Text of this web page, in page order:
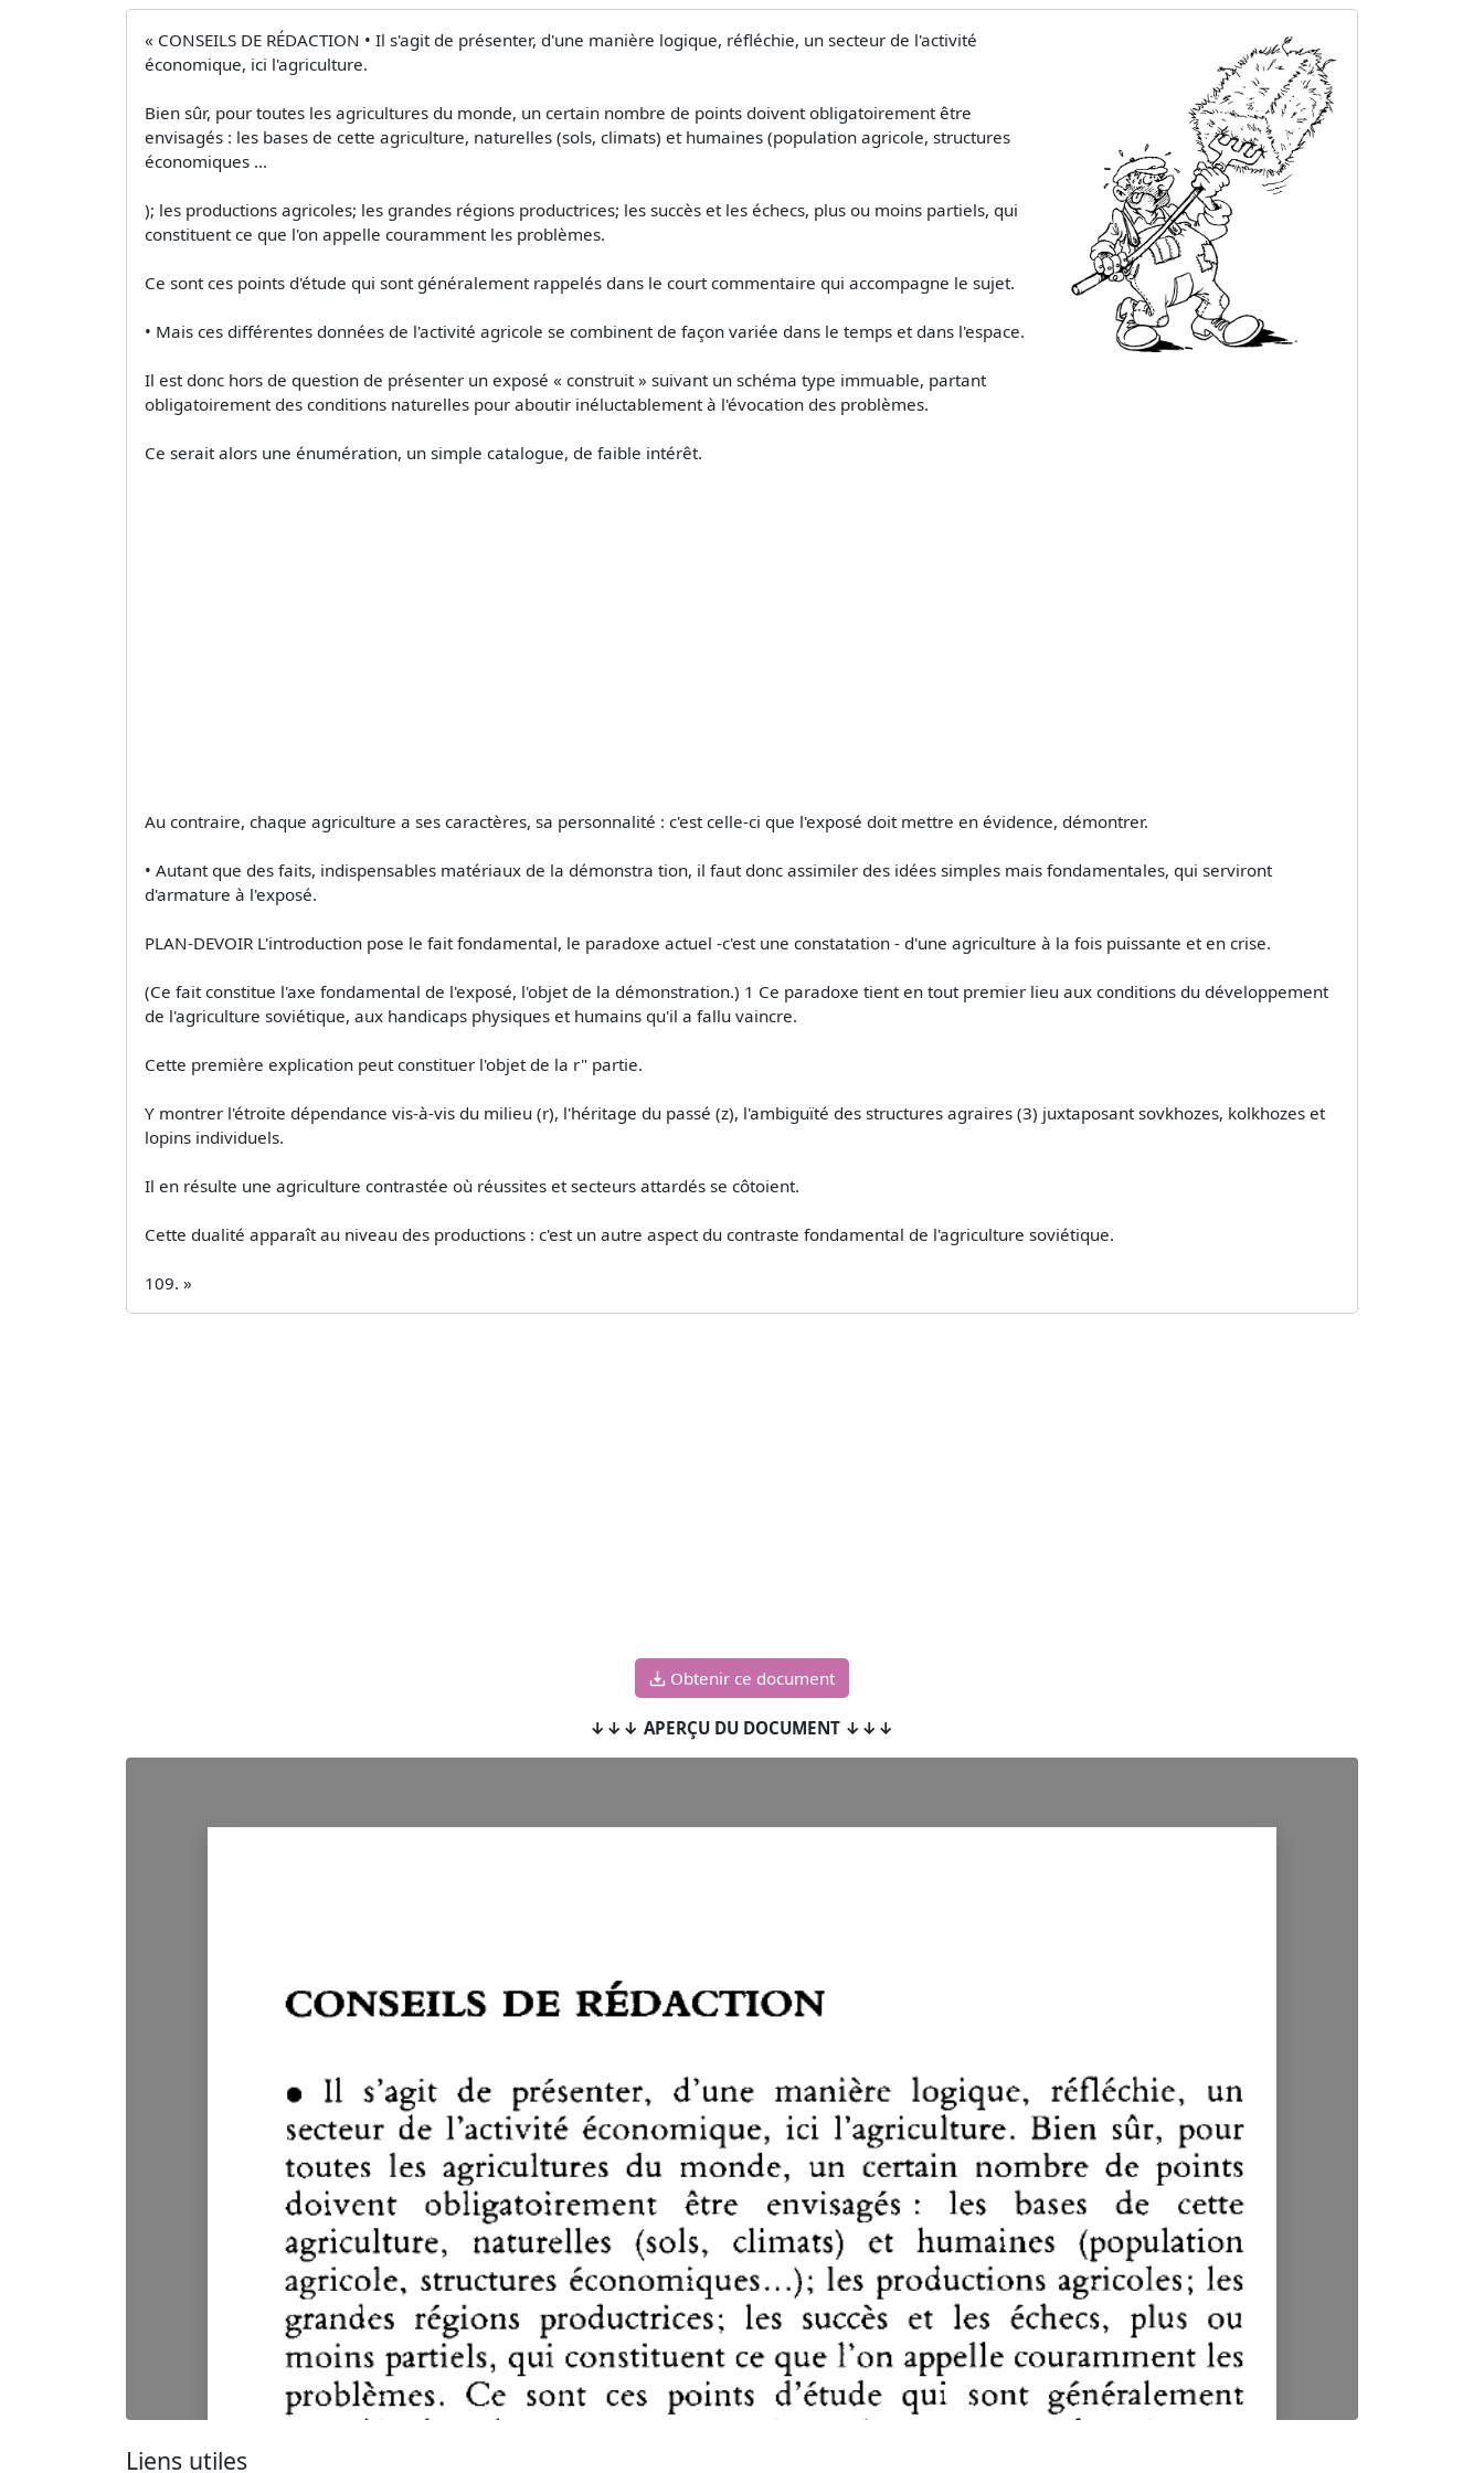
« CONSEILS DE RÉDACTION • Il s'agit de présenter, d'une manière logique, réfléchie, un secteur de l'activité
économique, ici l'agriculture.
Bien sûr, pour toutes les agricultures du monde, un certain nombre de points doivent obligatoirement être
envisagés : les bases de cette agriculture, naturelles (sols, climats) et humaines (population agricole, structures
économiques ...
); les productions agricoles; les grandes régions productrices; les succès et les échecs, plus ou moins partiels, qui
constituent ce que l'on appelle couramment les problèmes.
Ce sont ces points d'étude qui sont généralement rappelés dans le court commentaire qui accompagne le sujet.
• Mais ces différentes données de l'activité agricole se combinent de façon variée dans le temps et dans l'espace.
Il est donc hors de question de présenter un exposé « construit » suivant un schéma type immuable, partant
obligatoirement des conditions naturelles pour aboutir inéluctablement à l'évocation des problèmes.
Ce serait alors une énumération, un simple catalogue, de faible intérêt.
Au contraire, chaque agriculture a ses caractères, sa personnalité : c'est celle-ci que l'exposé doit mettre en évidence, démontrer.
• Autant que des faits, indispensables matériaux de la démonstra­ tion, il faut donc assimiler des idées simples mais fondamentales, qui serviront
d'armature à l'exposé.
PLAN-DEVOIR L'introduction pose le fait fondamental, le paradoxe actuel -c'est une constatation - d'une agriculture à la fois puissante et en crise.
(Ce fait constitue l'axe fondamental de l'exposé, l'objet de la démonstration.) 1 Ce paradoxe tient en tout premier lieu aux conditions du développement
de l'agriculture soviétique, aux handicaps physiques et humains qu'il a fallu vaincre.
Cette première explication peut constituer l'objet de la r" partie.
Y montrer l'étroite dépendance vis-à-vis du milieu (r), l'héritage du passé (z), l'ambiguïté des structures agraires (3) juxtaposant sovkhozes, kolkhozes et
lopins individuels.
Il en résulte une agriculture contrastée où réussites et secteurs attardés se côtoient.
Cette dualité apparaît au niveau des productions : c'est un autre aspect du contraste fondamental de l'agriculture soviétique.
109. »
Obtenir ce document
↓↓↓ APERÇU DU DOCUMENT ↓↓↓
Liens utiles